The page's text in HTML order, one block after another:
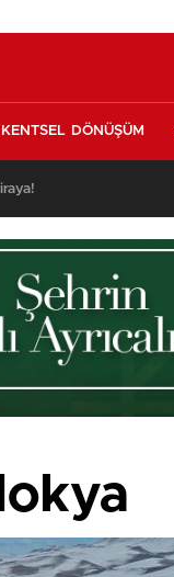
KENTSEL DÖNÜŞÜM